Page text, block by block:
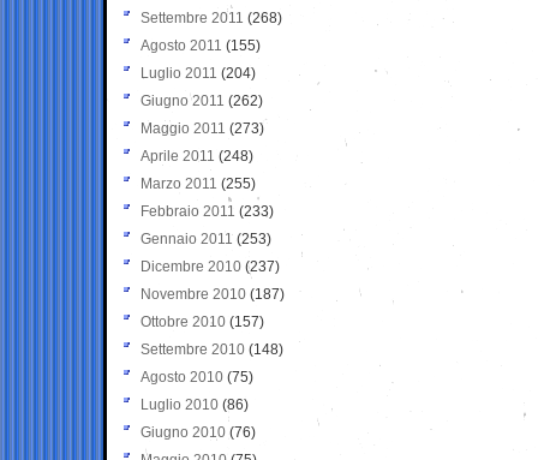
Settembre 2011 (268)
Agosto 2011 (155)
Luglio 2011 (204)
Giugno 2011 (262)
Maggio 2011 (273)
Aprile 2011 (248)
Marzo 2011 (255)
Febbraio 2011 (233)
Gennaio 2011 (253)
Dicembre 2010 (237)
Novembre 2010 (187)
Ottobre 2010 (157)
Settembre 2010 (148)
Agosto 2010 (75)
Luglio 2010 (86)
Giugno 2010 (76)